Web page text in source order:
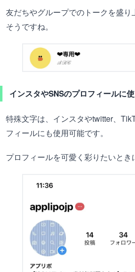
友だちやグループでのトークを盛り
そうですね。
インスタやSNSのプロフィールに
特殊文字は、インスタやtwitter、
フィールにも使用可能です。
プロフィールを可愛く彩りたいとき